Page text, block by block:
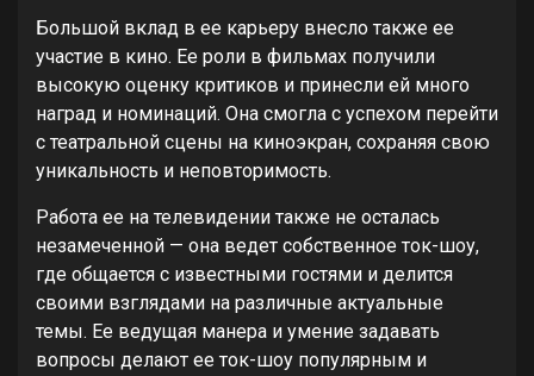
Большой вклад в ее карьеру внесло также ее
участие в кино. Ее роли в фильмах получили
высокую оценку критиков и принесли ей много
наград и номинаций. Она смогла с успехом перейти
с театральной сцены на киноэкран, сохраняя свою
уникальность и неповторимость.
Работа ее на телевидении также не осталась
незамеченной — она ведет собственное ток-шоу,
где общается с известными гостями и делится
своими взглядами на различные актуальные
темы. Ее ведущая манера и умение задавать
вопросы делают ее ток-шоу популярным и